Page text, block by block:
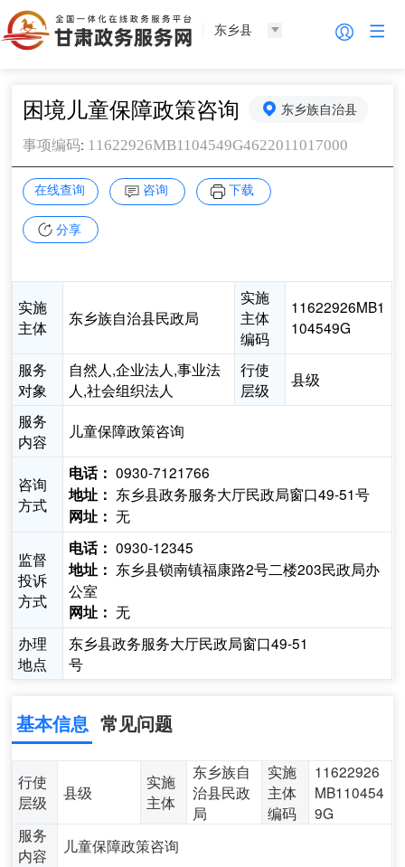
东乡县
困境儿童保障政策咨询 东乡族自治县
事项编码: 11622926MB1104549G4622011017000
在线查询 咨询 下载
分享
实施
主体
东乡族自治县民政局
实施
主体
编码
11622926MB1
104549G
服务
对象
自然人,企业法人,事业法
人,社会组织法人
行使
层级
县级
服务
内容
儿童保障政策咨询
咨询
方式
电话： 0930-7121766
地址： 东乡县政务服务大厅民政局窗口49-51号
网址： 无
监督
投诉
方式
电话： 0930-12345
地址： 东乡县锁南镇福康路2号二楼203民政局办
公室
网址： 无
办理
地点
东乡县政务服务大厅民政局窗口49-51
号
基本信息 常见问题
行使
层级
县级
实施
主体
东乡族自
治县民政
局
实施
主体
编码
11622926
MB110454
9G
服务
内容
儿童保障政策咨询